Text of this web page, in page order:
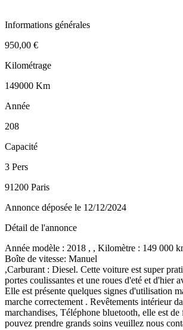
Informations générales
950,00 €
Kilométrage
149000 Km
Année
208
Capacité
3 Pers
91200 Paris
Annonce déposée le 12/12/2024
Détail de l'annonce
Année modèle : 2018 , , Kilomètre : 149 000
Boîte de vitesse: Manuel
,Carburant : Diesel. Cette voiture est super
portes coulissantes et une roues d'eté et d'hier
Elle est présente quelques signes d'utilisation
marche correctement . Revêtements intérieur
marchandises, Téléphone bluetooth, elle est
pouvez prendre grands soins veuillez nous